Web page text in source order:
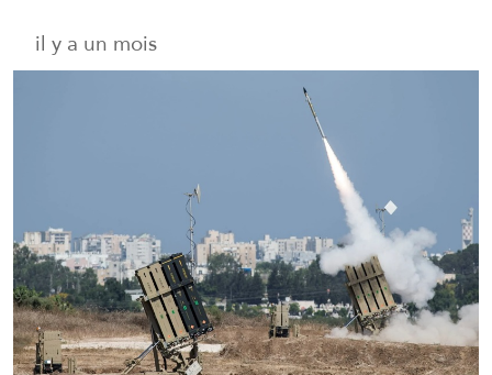
il y a un mois